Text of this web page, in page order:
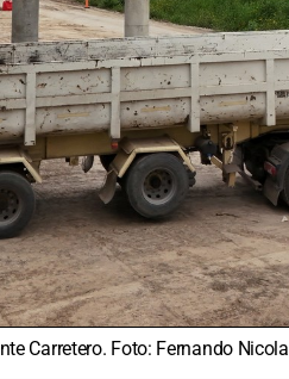
Carretero. Foto: Fernando Nicola